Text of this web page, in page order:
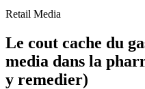
Retail Media
Le cout cache du
media dans la
y remedier)